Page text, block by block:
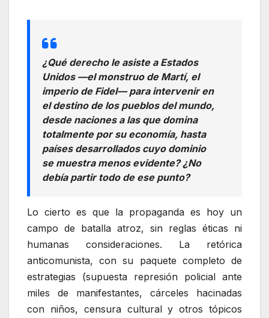
¿Qué derecho le asiste a Estados
Unidos —el monstruo de Martí, el
imperio de Fidel— para intervenir en
el destino de los pueblos del mundo,
desde naciones a las que domina
totalmente por su economía, hasta
países desarrollados cuyo dominio
se muestra menos evidente? ¿No
debía partir todo de ese punto?
Lo cierto es que la propaganda es hoy un
campo de batalla atroz, sin reglas éticas ni
humanas consideraciones. La retórica
anticomunista, con su paquete completo de
estrategias (supuesta represión policial ante
miles de manifestantes, cárceles hacinadas
con niños, censura cultural y otros tópicos